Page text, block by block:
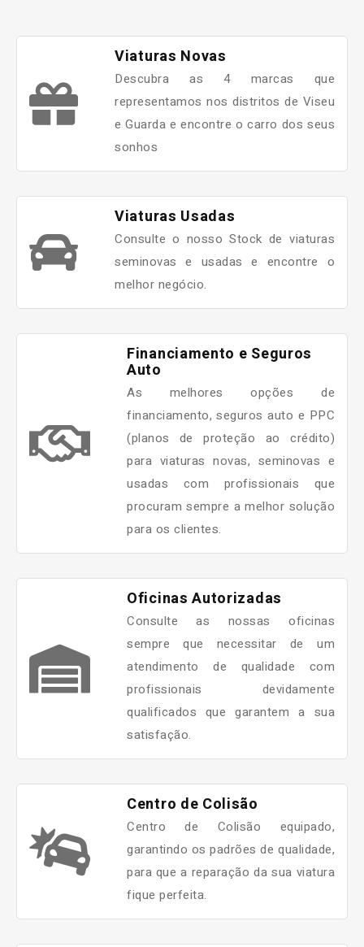
Viaturas Novas
Descubra as 4 marcas que
representamos nos distritos de Viseu
e Guarda e encontre o carro dos seus
sonhos
Viaturas Usadas
Consulte o nosso Stock de viaturas
seminovas e usadas e encontre o
melhor negócio.
Financiamento e Seguros
Auto
As melhores opções de
financiamento, seguros auto e PPC
(planos de proteção ao crédito)
para viaturas novas, seminovas e
usadas com profissionais que
procuram sempre a melhor solução
para os clientes.
Oficinas Autorizadas
Consulte as nossas oficinas
sempre que necessitar de um
atendimento de qualidade com
profissionais devidamente
qualificados que garantem a sua
satisfação.
Centro de Colisão
Centro de Colisão equipado,
garantindo os padrões de qualidade,
para que a reparação da sua viatura
fique perfeita.